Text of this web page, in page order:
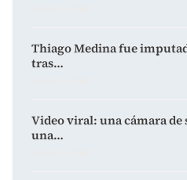
Thiago Medina fue
tras…
Video viral: una cámara
una…